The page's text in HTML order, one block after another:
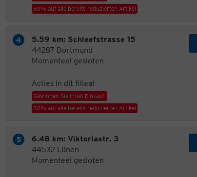
50% auf alle bereits reduzierten Artikel
5.59 km: Schleefstrasse 15
44287 Dortmund
Momenteel gesloten
Acties in dit filiaal
Gewinnen Sie Ihren Einkauf!
50% auf alle bereits reduzierten Artikel
6.48 km: Viktoriastr. 3
44532 Lünen
Momenteel gesloten